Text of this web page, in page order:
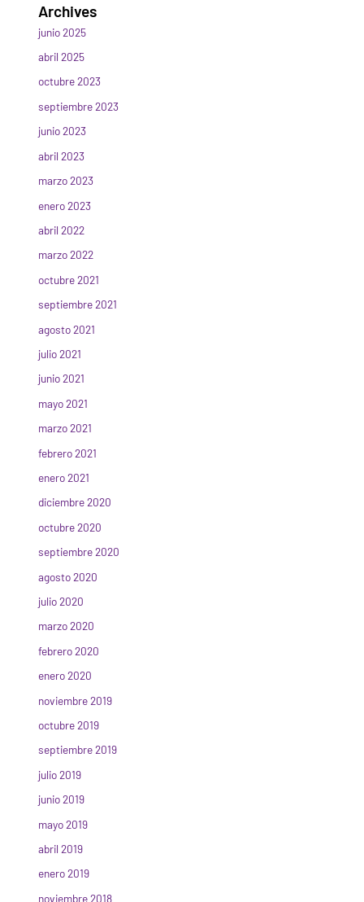
Archives
junio 2025
abril 2025
octubre 2023
septiembre 2023
junio 2023
abril 2023
marzo 2023
enero 2023
abril 2022
marzo 2022
octubre 2021
septiembre 2021
agosto 2021
julio 2021
junio 2021
mayo 2021
marzo 2021
febrero 2021
enero 2021
diciembre 2020
octubre 2020
septiembre 2020
agosto 2020
julio 2020
marzo 2020
febrero 2020
enero 2020
noviembre 2019
octubre 2019
septiembre 2019
julio 2019
junio 2019
mayo 2019
abril 2019
enero 2019
noviembre 2018